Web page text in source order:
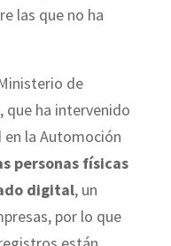
las que no ha
de
que ha intervenido
en la Automoción
personas físicas
digital, un
por lo que